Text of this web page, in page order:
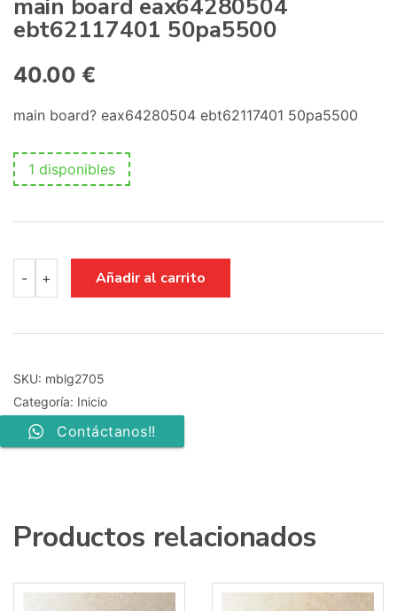
main board eax64280504
ebt62117401 50pa5500
40.00 €
main board? eax64280504 ebt62117401 50pa5500
1 disponibles
-
board
eax64280504
50pa5500
+ Añadir al carrito
SKU: mblg2705
Categoría: Inicio
Contáctanos!!
Productos relacionados